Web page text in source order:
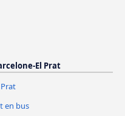
El Prat
en bus